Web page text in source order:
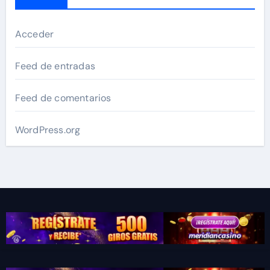
Acceder
Feed de entradas
Feed de comentarios
WordPress.org